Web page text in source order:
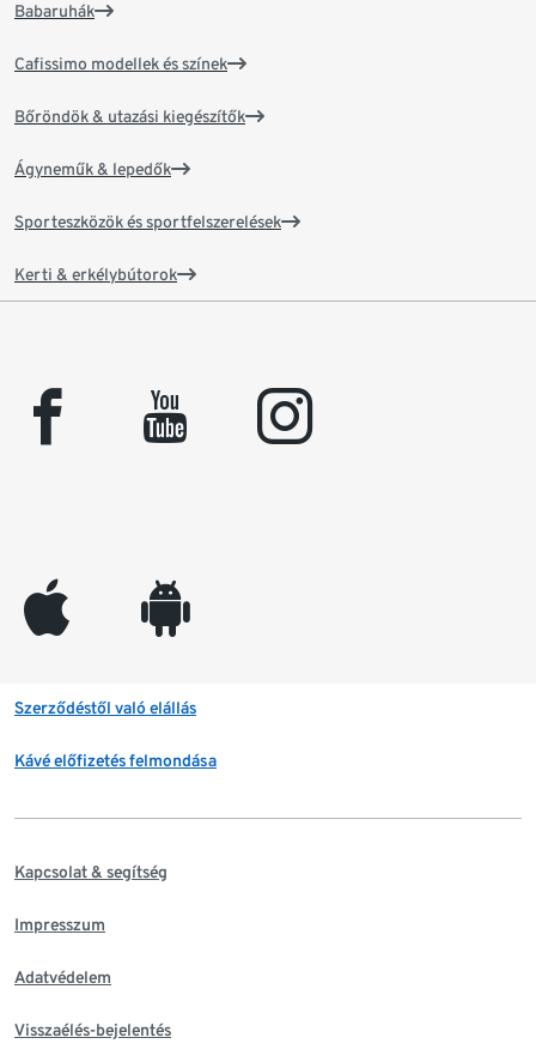
Babaruhák
Cafissimo modellek és színek
Bőröndök & utazási kiegészítők
Ágyneműk & lepedők
Sporteszközök és sportfelszerelések
Kerti & erkélybútorok
facebook youtube instagram
appleinc android
Szerződéstől való elállás
Kávé előfizetés felmondása
Kapcsolat & segítség
Impresszum
Adatvédelem
Visszaélés-bejelentés